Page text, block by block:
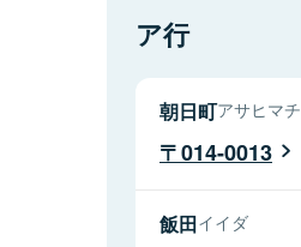
ア行
朝日町アサヒマチ
014-0013
飯田イイダ